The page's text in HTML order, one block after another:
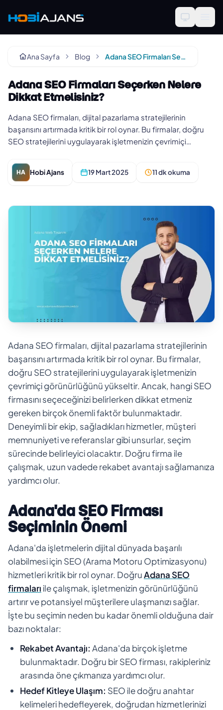
Ana Sayfa Blog Adana SEO Firmaları Seçerken Nelere Dikkat Etmelisiniz?
Adana SEO Firmaları Seçerken Nelere
Dikkat Etmelisiniz?
Adana SEO firmaları, dijital pazarlama stratejilerinin
başarısını artırmada kritik bir rol oynar. Bu firmalar, doğru
SEO stratejilerini uygulayarak işletmenizin çevrimiçi
HA Hobi Ajans 19 Mart 2025 11 dk okuma
Adana SEO firmaları, dijital pazarlama stratejilerinin
başarısını artırmada kritik bir rol oynar. Bu firmalar,
doğru SEO stratejilerini uygulayarak işletmenizin
çevrimiçi görünürlüğünü yükseltir. Ancak, hangi SEO
firmasını seçeceğinizi belirlerken dikkat etmeniz
gereken birçok önemli faktör bulunmaktadır.
Deneyimli bir ekip, sağladıkları hizmetler, müşteri
memnuniyeti ve referanslar gibi unsurlar, seçim
sürecinde belirleyici olacaktır. Doğru firma ile
çalışmak, uzun vadede rekabet avantajı sağlamanıza
yardımcı olur.
Adana'da SEO Firması
Seçiminin Önemi
Adana'da işletmelerin dijital dünyada başarılı
olabilmesi için SEO (Arama Motoru Optimizasyonu)
hizmetleri kritik bir rol oynar. DoğruAdana SEO
firmalarıile çalışmak, işletmenizin görünürlüğünü
artırır ve potansiyel müşterilere ulaşmanızı sağlar.
İşte bu seçimin neden bu kadar önemli olduğuna dair
bazı noktalar:
Rekabet Avantajı: Adana'da birçok işletme
bulunmaktadır. Doğru bir SEO firması, rakipleriniz
arasında öne çıkmanıza yardımcı olur.
Hedef Kitleye Ulaşım: SEO ile doğru anahtar
kelimeleri hedefleyerek, doğrudan hizmetlerinizi